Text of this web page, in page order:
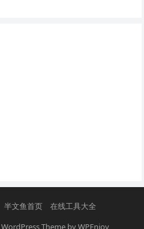
半文鱼首页
在线工具大全
WordPress ThemebyWPEnjoy